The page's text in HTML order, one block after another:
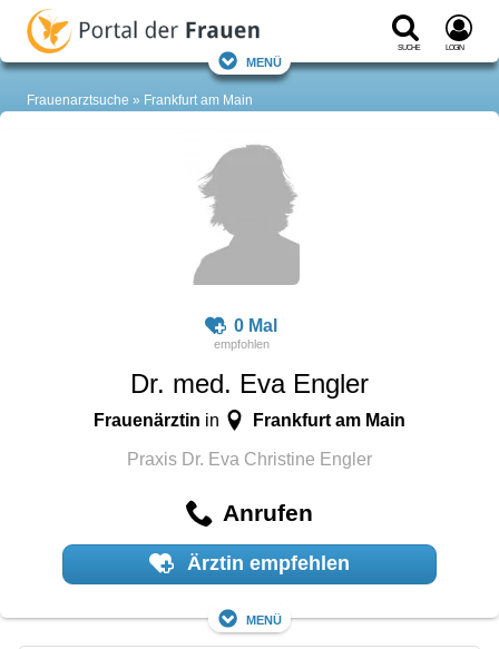
Suche Login
Menü
Frauenarztsuche Frankfurt am Main
0 Mal
Dr. med. Eva Engler
Frauenärztin in Frankfurt am Main
Praxis Dr. Eva Christine Engler
Anrufen
Ärztin empfehlen
Menü